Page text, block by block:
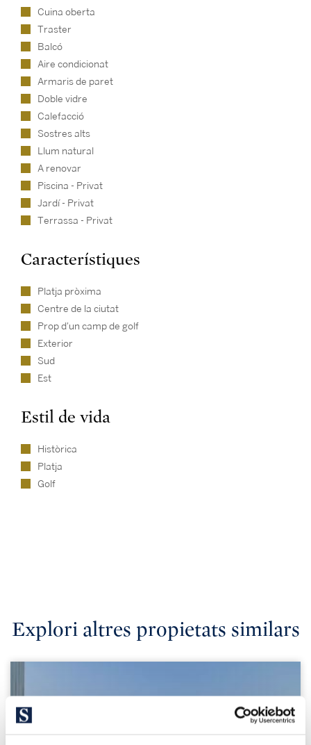
Cuina oberta
Traster
Balcó
Aire condicionat
Armaris de paret
Doble vidre
Calefacció
Sostres alts
Llum natural
A renovar
Piscina - Privat
Jardí - Privat
Terrassa - Privat
Característiques
Platja pròxima
Centre de la ciutat
Prop d'un camp de golf
Exterior
Sud
Est
Estil de vida
Històrica
Platja
Golf
Explori altres propietats similars